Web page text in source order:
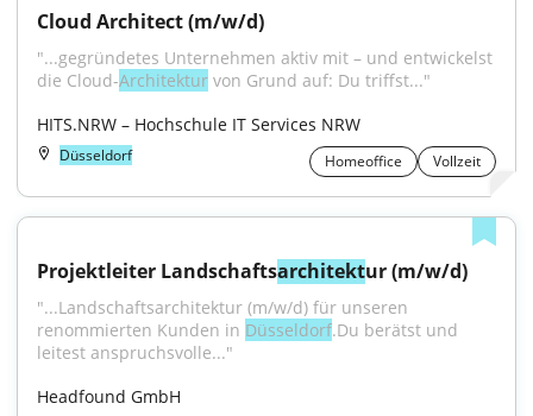
Cloud Architect (m/w/d)
"...gegründetes Unternehmen aktiv mit – und entwickelst
die Cloud-Architektur von Grund auf: Du triffst..."
HITS.NRW – Hochschule IT Services NRW
Düsseldorf Homeoffice Vollzeit
Projektleiter Landschaftsarchitektur (m/w/d)
"...Landschaftsarchitektur (m/w/d) für unseren
renommierten Kunden in Düsseldorf.Du berätst und
leitest anspruchsvolle..."
Headfound GmbH